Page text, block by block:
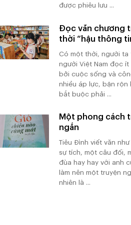
được phiêu lưu ...
Đọc văn chương
thời “hậu thông
Có một thời, người ta
người Việt Nam đọc ít
bởi cuộc sống và
nhiều áp lực, bận rộn
bắt buộc phải ...
Một phong cách
ngắn
Tiêu Đình viết văn
sự tích, một câu đối,
đùa hay hay với anh
làm nên một truyện
nhiên là ...